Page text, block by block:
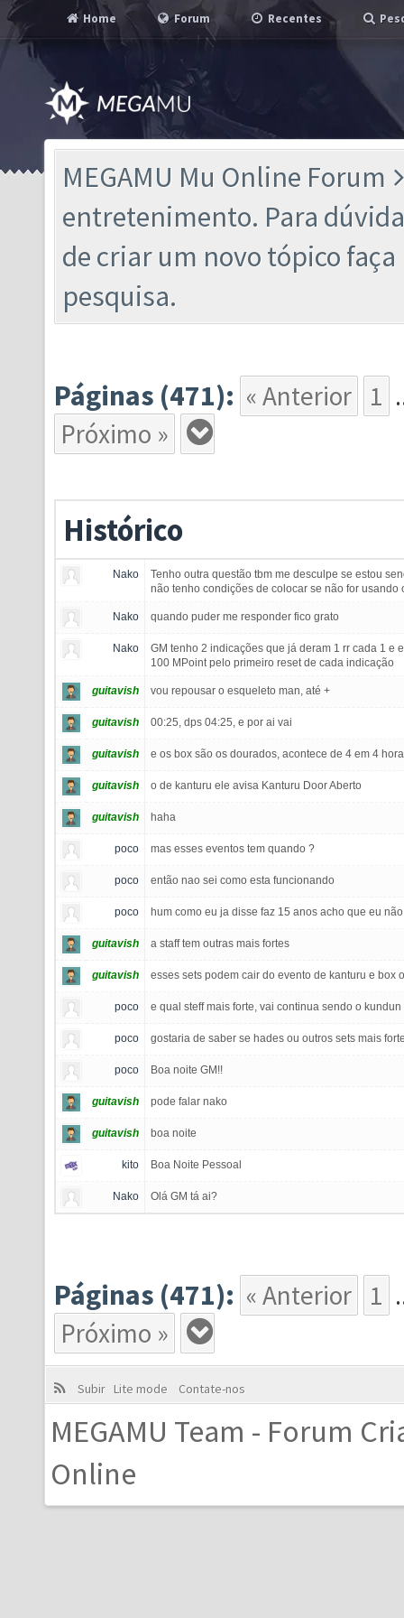
Home Forum Recentes
MEGAMU Mu Online Forum
entretenimento. Para
de criar um novo tópico
pesquisa.
Páginas (471): « Anterior 1
Próximo »
Histórico
Nako
Tenho outra questão tbm me desculpe se estou
não tenho condições de colocar se não for
Nako quando puder me responder fico grato
Nako
GM tenho 2 indicações que já deram 1 rr cada 1 e
100 MPoint pelo primeiro reset de cada indicação
guitavish vou repousar o esqueleto man, até +
guitavish 00:25, dps 04:25, e por ai vai
guitavish e os box são os dourados, acontece de 4 em 4
guitavish o de kanturu ele avisa Kanturu Door Aberto
guitavish haha
poco mas esses eventos tem quando ?
poco então nao sei como esta funcionando
poco hum como eu ja disse faz 15 anos acho que eu
guitavish a staff tem outras mais fortes
guitavish esses sets podem cair do evento de kanturu e box
poco e qual steff mais forte, vai continua sendo o kundun
poco gostaria de saber se hades ou outros sets mais
poco Boa noite GM!!
guitavish pode falar nako
guitavish boa noite
kito Boa Noite Pessoal
Nako Olá GM tá ai?
Páginas (471): « Anterior 1
Próximo »
Subir Lite mode Contate-nos
MEGAMU Team - Forum
Online